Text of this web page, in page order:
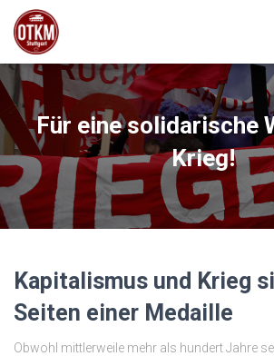
Für eine solidarische
Krieg!
Kapitalismus und Krieg
Seiten einer Medaille
Obwohl mittlerweile mehr als hundert Jahre